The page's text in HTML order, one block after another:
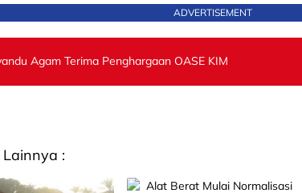
ADVERTISEMENT
Agam Terima Penghargaan OASE KIM
: